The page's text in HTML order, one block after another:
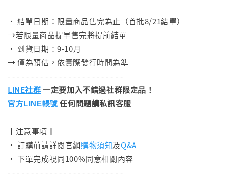
• 結單日期：限量商品售完為止（首批8/21結單）
→若限量商品提早售完將提前結單
• 到貨日期：9-10月
→ 僅為預估，依實際發行時間為準
- - - - - - - - - - - - - - - - - - - - - - - - -
LINE社群一定要加入不錯過社群限定品！
官方LINE帳號 任何問題請私訊客服
┃注意事項┃
• 訂購前請詳閱官網購物須知及Q&A
• 下單完成視同100%同意相關內容
- - - - - - - - - - - - - - - - - - - - - - - - -